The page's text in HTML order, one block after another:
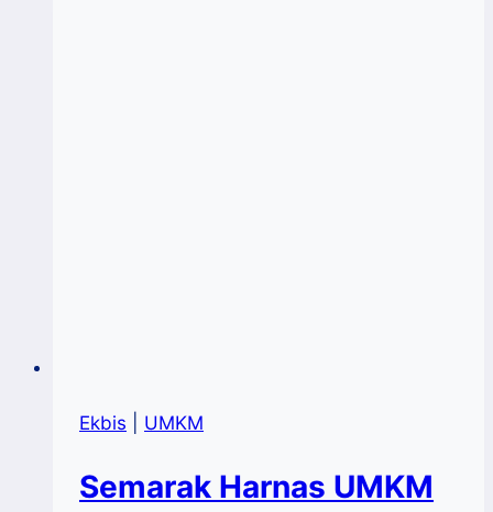
Ekbis UMKM
Semarak Harnas UMKM